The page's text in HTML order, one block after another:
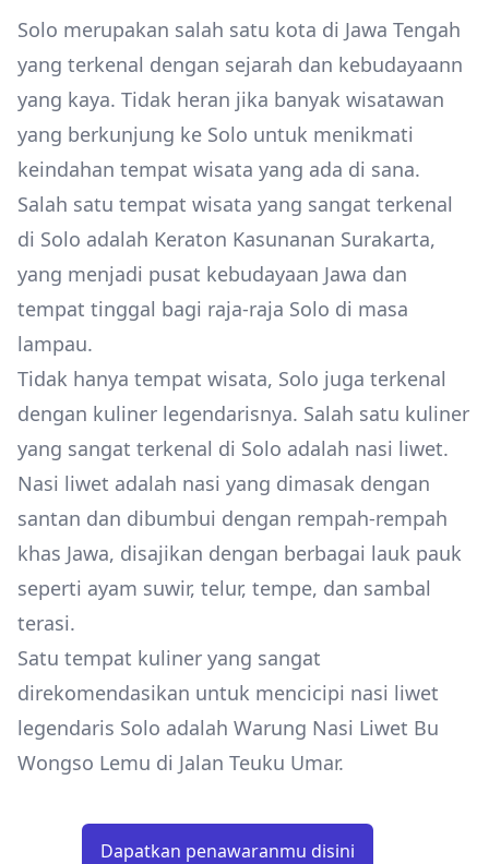
Solo merupakan salah satu kota di Jawa Tengah
yang terkenal dengan sejarah dan kebudayaann
yang kaya. Tidak heran jika banyak wisatawan
yang berkunjung ke Solo untuk menikmati
keindahan tempat wisata yang ada di sana.
Salah satu tempat wisata yang sangat terkenal
di Solo adalah Keraton Kasunanan Surakarta,
yang menjadi pusat kebudayaan Jawa dan
tempat tinggal bagi raja-raja Solo di masa
lampau.
Tidak hanya tempat wisata, Solo juga terkenal
dengan kuliner legendarisnya. Salah satu kuliner
yang sangat terkenal di Solo adalah nasi liwet.
Nasi liwet adalah nasi yang dimasak dengan
santan dan dibumbui dengan rempah-rempah
khas Jawa, disajikan dengan berbagai lauk pauk
seperti ayam suwir, telur, tempe, dan sambal
terasi.
Satu tempat kuliner yang sangat
direkomendasikan untuk mencicipi nasi liwet
legendaris Solo adalah Warung Nasi Liwet Bu
Wongso Lemu di Jalan Teuku Umar.
Dapatkan penawaranmu disini